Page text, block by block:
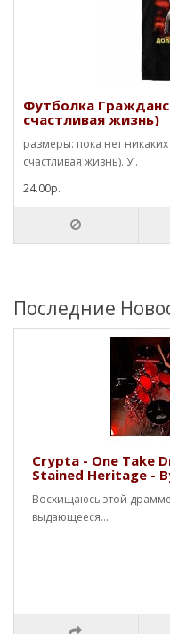
Футболка
счастливая жизнь)
размеры: пока нет
счастливая жизнь). У..
24.00р.
Последние
Crypta - One Take
Stained Heritage -
Восхищаюсь этой
выдающееся...